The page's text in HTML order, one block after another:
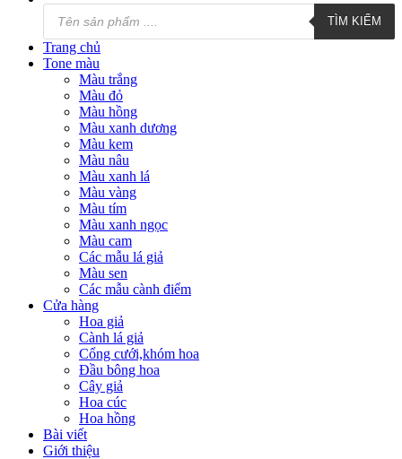
Tìm
kiếm
sản
phẩm
TÌM KIẾM
Trang chủ
Tone màu
Màu trắng
Màu đỏ
Màu hồng
Màu xanh dương
Màu kem
Màu nâu
Màu xanh lá
Màu vàng
Màu tím
Màu xanh ngọc
Màu cam
Các mẫu lá giả
Màu sen
Các mẫu cành điểm
Cửa hàng
Hoa giả
Cành lá giả
Cổng cưới,khóm hoa
Đầu bông hoa
Cây giả
Hoa cúc
Hoa hồng
Bài viết
Giới thiệu